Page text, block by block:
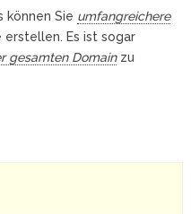
können Sie umfangreichere
Es ist sogar
gesamten Domainzu